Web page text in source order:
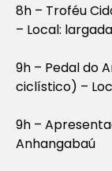
8h – Troféu
– Local:
9h – Pedal do
ciclístico) –
9h –
Anhangabaú